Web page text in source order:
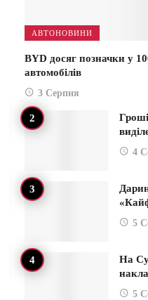
АВТОНОВИНИ
BYD досяг позначки у
автомобілів
3 Серпня
4
5
На
5